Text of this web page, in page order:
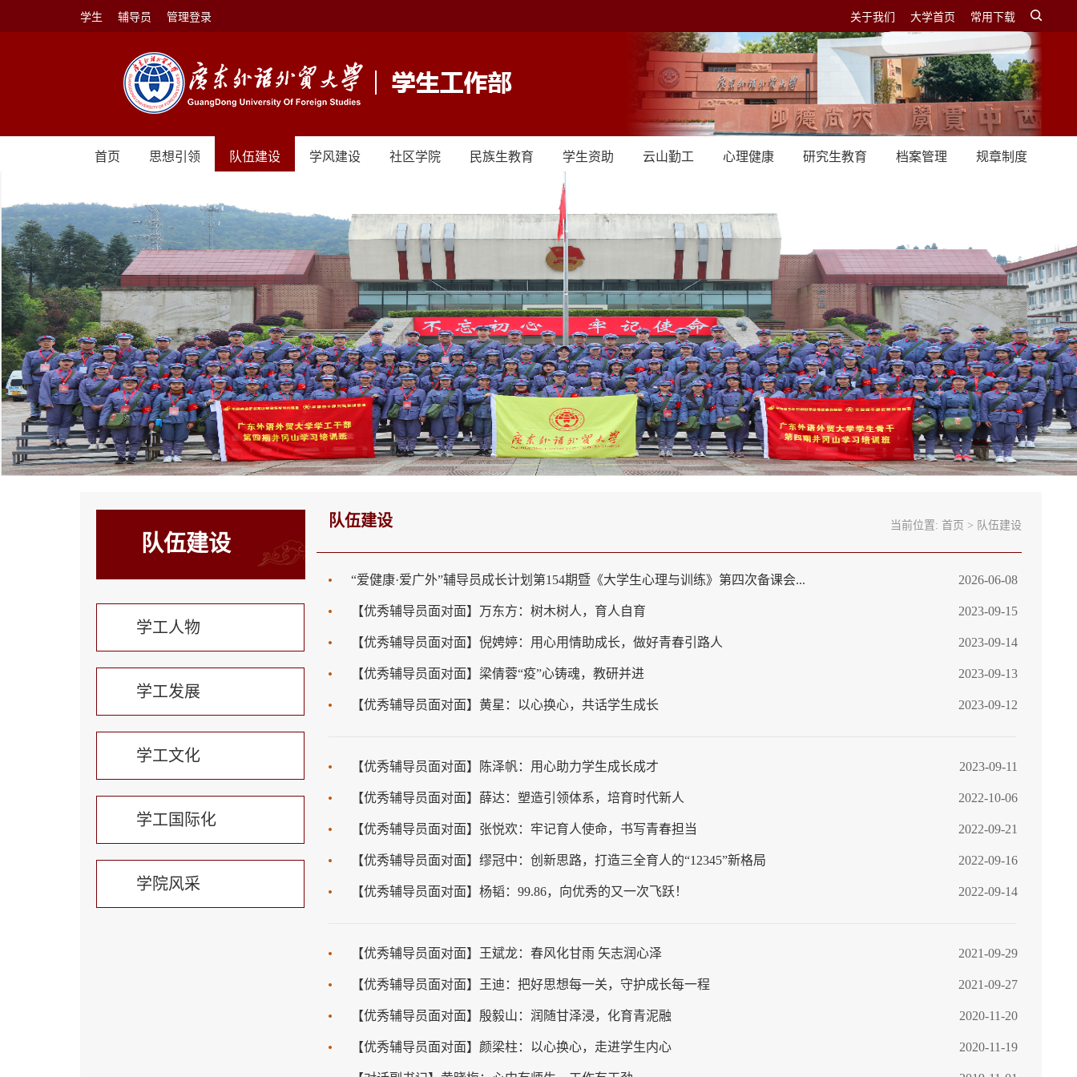
关于我们 大学首页 常用下载
学生 辅导员 管理登录
首页 思想引领 队伍建设 学风建设 社区学院 民族生教育 学生资助 云山勤工 心理健康 研究生教育 档案管理 规章制度
队伍建设
学工人物
学工发展
学工文化
学工国际化
学院风采
当前位置: 首页 > 队伍建设
队伍建设
2026-06-08
“爱健康·爱广外”辅导员成长计划第154期暨《大学生心理与训练》第四次备课会...
2023-09-15
【优秀辅导员面对面】万东方：树木树人，育人自育
2023-09-14
【优秀辅导员面对面】倪娉婷：用心用情助成长，做好青春引路人
2023-09-13
【优秀辅导员面对面】梁倩蓉“疫”心铸魂，教研并进
2023-09-12
【优秀辅导员面对面】黄星：以心换心，共话学生成长
2023-09-11
【优秀辅导员面对面】陈泽帆：用心助力学生成长成才
2022-10-06
【优秀辅导员面对面】薛达：塑造引领体系，培育时代新人
2022-09-21
【优秀辅导员面对面】张悦欢：牢记育人使命，书写青春担当
2022-09-16
【优秀辅导员面对面】缪冠中：创新思路，打造三全育人的“12345”新格局
2022-09-14
【优秀辅导员面对面】杨韬：99.86，向优秀的又一次飞跃！
2021-09-29
【优秀辅导员面对面】王斌龙：春风化甘雨 矢志润心泽
2021-09-27
【优秀辅导员面对面】王迪：把好思想每一关，守护成长每一程
2020-11-20
【优秀辅导员面对面】殷毅山：润随甘泽浸，化育青泥融
2020-11-19
【优秀辅导员面对面】颜梁柱：以心换心，走进学生内心